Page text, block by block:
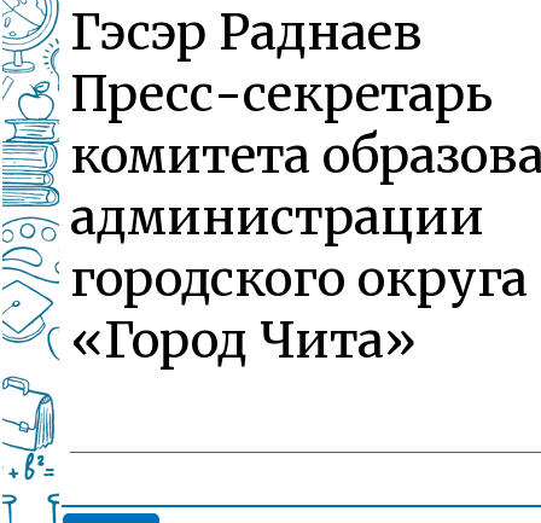
Гэсэр Раднаев
Пресс-секретарь
комитета
администрации
городского округа
«Город Чита»